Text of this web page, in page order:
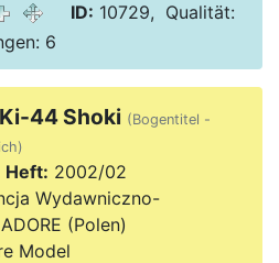
ID: 10729, Qualität:
6
44 Shoki (Bogentitel -
Heft: 2002/02
Wydawniczno-
(Polen)
Model